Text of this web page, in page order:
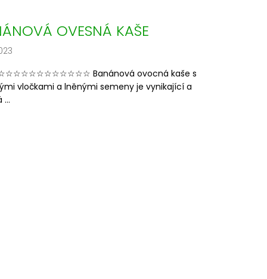
OVESNÁ KAŠE
Banánová ovocná kaše s
vločkami a lněnými semeny je vynikající a
...